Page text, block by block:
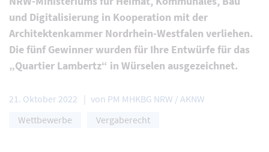
und Digitalisierung in Kooperation mit der
Architektenkammer Nordrhein-Westfalen verliehen.
Die fünf Gewinner wurden für Ihre Entwürfe für das
„Quartier Lambertz“ in Würselen ausgezeichnet.
21. Oktober 2022
von PM MHKBG NRW / AKNW
Wettbewerbe
Vergaberecht